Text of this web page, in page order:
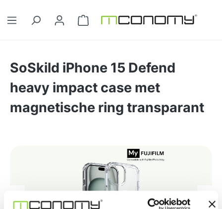
Winkelwagentje bevat 0 artikelen.
SoSkild iPhone 15 Defend
heavy impact case met
magnetische ring transparant